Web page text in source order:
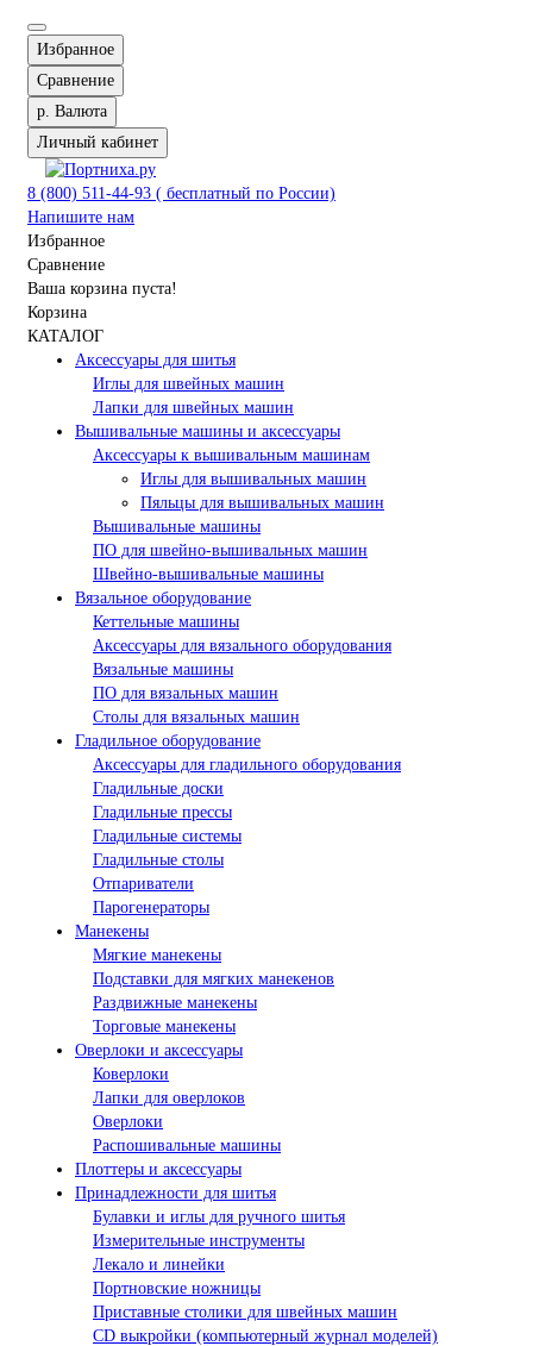
Избранное
Сравнение
р. Валюта
Личный кабинет
8 (800) 511-44-93 ( бесплатный по России)
Напишите нам
Избранное
Сравнение
Ваша корзина пуста!
Корзина
КАТАЛОГ
Аксессуары для шитья
Иглы для швейных машин
Лапки для швейных машин
Вышивальные машины и аксессуары
Аксессуары к вышивальным машинам
Иглы для вышивальных машин
Пяльцы для вышивальных машин
Вышивальные машины
ПО для швейно-вышивальных машин
Швейно-вышивальные машины
Вязальное оборудование
Кеттельные машины
Аксессуары для вязального оборудования
Вязальные машины
ПО для вязальных машин
Столы для вязальных машин
Гладильное оборудование
Аксессуары для гладильного оборудования
Гладильные доски
Гладильные прессы
Гладильные системы
Гладильные столы
Отпариватели
Парогенераторы
Манекены
Мягкие манекены
Подставки для мягких манекенов
Раздвижные манекены
Торговые манекены
Оверлоки и аксессуары
Коверлоки
Лапки для оверлоков
Оверлоки
Распошивальные машины
Плоттеры и аксессуары
Принадлежности для шитья
Булавки и иглы для ручного шитья
Измерительные инструменты
Лекало и линейки
Портновские ножницы
Приставные столики для швейных машин
СD выкройки (компьютерный журнал моделей)